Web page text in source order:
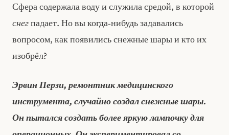
Сфера содержала воду и служила средой, в которой
снегпадает. Но вы когда‑нибудь задавались
вопросом, как появились снежные шары и кто их
изобрёл?
Эрвин Перзи, ремонтник медицинского
инструмента, случайно создал снежные шары.
Он пытался создать более яркую лампочку для